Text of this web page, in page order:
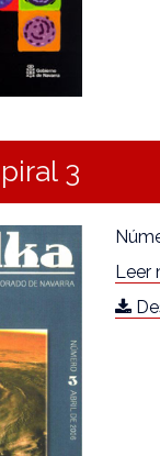
3
Leer